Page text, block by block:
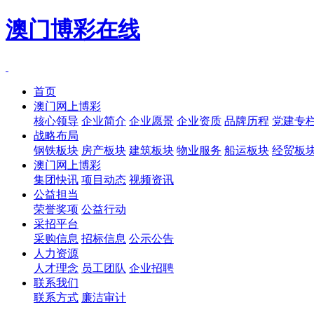
澳门博彩在线
首页
澳门网上博彩
核心领导 企业简介 企业愿景 企业资质 品牌历程 党建专
战略布局
钢铁板块 房产板块 建筑板块 物业服务 船运板块 经贸板
澳门网上博彩
集团快讯 项目动态 视频资讯
公益担当
荣誉奖项 公益行动
采招平台
采购信息 招标信息 公示公告
人力资源
人才理念 员工团队 企业招聘
联系我们
联系方式 廉洁审计